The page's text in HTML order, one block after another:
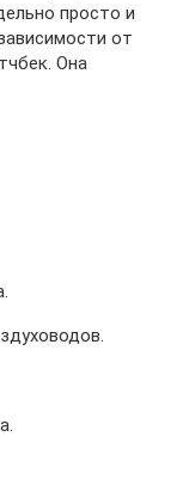
просто и
от
Она